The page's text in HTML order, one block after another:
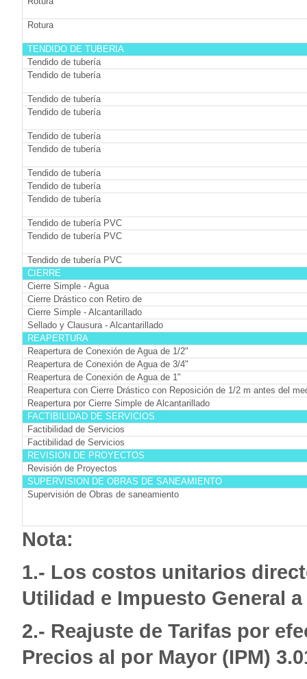
Rotura
TENDIDO DE TUBERIA
Tendido de tubería
Tendido de tubería
Tendido de tubería
Tendido de tubería
Tendido de tubería
Tendido de tubería
Tendido de tubería
Tendido de tubería
Tendido de tubería
Tendido de tubería PVC
Tendido de tubería PVC
Tendido de tubería PVC
CIERRE
Cierre Simple - Agua
Cierre Drástico con Retiro de
Cierre Simple - Alcantarillado
Sellado y Clausura - Alcantarillado
REAPERTURA
Reapertura de Conexión de Agua de 1/2"
Reapertura de Conexión de Agua de 3/4"
Reapertura de Conexión de Agua de 1"
Reapertura con Cierre Drástico con Reposición de 1/2 m antes del
Reapertura por Cierre Simple de Alcantarillado
FACTIBILIDAD DE SERVICIOS
Factibilidad de Servicios
Factibilidad de Servicios
REVISION DE PROYECTOS
Revisión de Proyectos
SUPERVISION DE OBRAS DE SANEAMIENTO
Supervisión de Obras de saneamiento
Nota:
1.- Los costos unitarios
Utilidad e Impuesto General a
2.- Reajuste de Tarifas por
Precios al por Mayor (IPM)